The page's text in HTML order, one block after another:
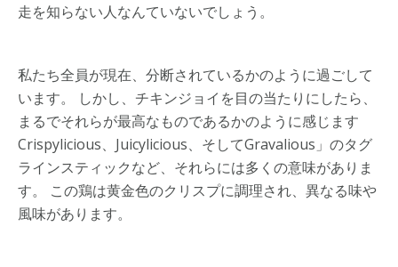
走を知らない人なんていないでしょう。
私たち全員が現在、分断されているかのように過ごして
います。 しかし、チキンジョイを目の当たりにしたら、
まるでそれらが最高なものであるかのように感じます
Crispylicious、Juicylicious、そしてGravalious」のタグ
ラインスティックなど、それらには多くの意味がありま
す。 この鶏は黄金色のクリスプに調理され、異なる味や
風味があります。